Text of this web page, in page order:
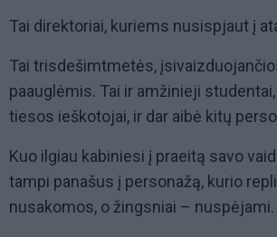
Tai direktoriai, kuriems nusispjaut į
Tai trisdešimtmetės,
paauglėmis. Tai ir amžinieji
tiesos ieškotojai, ir dar aibė kitų
Kuo ilgiau kabiniesi į praeitą savo
tampi panašus į personažą, kurio
nusakomos, o žingsniai – nuspėjami.